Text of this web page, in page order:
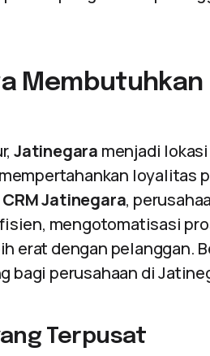
Membutuhkan
Jatinegara menjadi
loyalitas
Jatinegara,
mengotomatisasi
erat dengan pelanggan.
bagi perusahaan di
Terpusat